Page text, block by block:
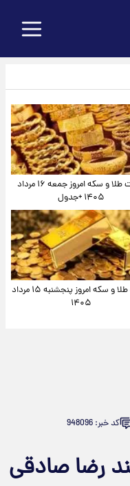
قیمت طلا و سکه امروز جمعه ۱۶ مرداد
۱۴۰۵ +جدول
قیمت طلا و سکه امروز پنجشنبه ۱۵ مرداد
۱۴۰۵
کد خبر: 948096
رضا صادقی